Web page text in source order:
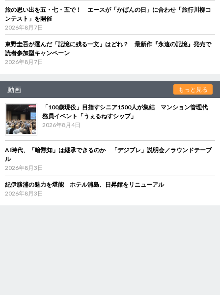
旅の思い出を五・七・五で！ エースが「かばんの日」に合わせ「旅行川柳コ
ンテスト」を開催
2026年8月7日
東野圭吾が選んだ「記憶に残る一文」はどれ？ 最新作『永遠の記憶』発売で
読者参加型キャンペーン
2026年8月7日
動画 もっと見る
「100歳現役」目指すシニア1500人が集結 マンション管理代
務員イベント「うぇるねすシップ」
2026年8月4日
AI時代、「暗黙知」は継承できるのか 「デジブレ」説明会／ラウンドテーブ
ル
2026年8月3日
紀伊勝浦の魅力を堪能 ホテル浦島、日昇館をリニューアル
2026年8月3日